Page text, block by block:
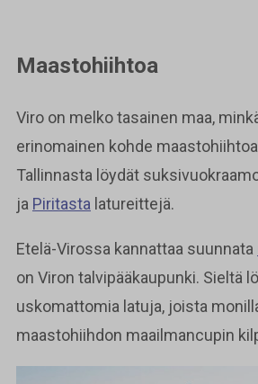
Maastohiihtoa
Viro on melko tasainen maa,
erinomainen kohde
Tallinnasta löydät
ja Piritasta latureittejä.
Etelä-Virossa kannattaa suunnata
on Viron talvipääkaupunki. Sieltä
uskomattomia latuja, joista
maastohiihdon maailmancupin